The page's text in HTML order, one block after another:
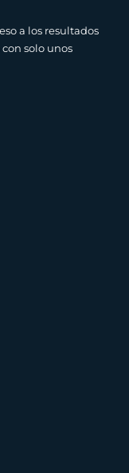
a los resultados
solo unos